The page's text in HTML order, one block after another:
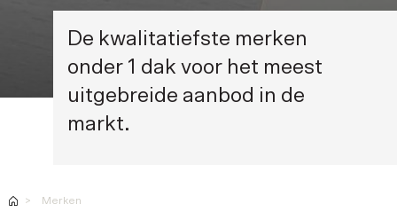
Oplossingen voor
Toepassingen
De kwalitatiefste merken
onder 1 dak voor het meest
uitgebreide aanbod in de
markt.
Merken